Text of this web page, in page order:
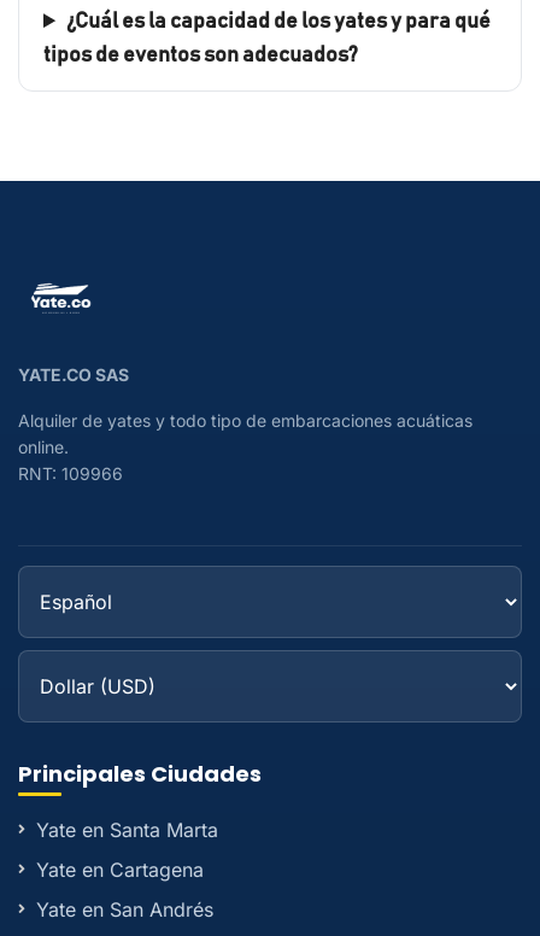
¿Cuál es la capacidad de los yates y para qué
tipos de eventos son adecuados?
YATE.CO SAS
Alquiler de yates y todo tipo de embarcaciones acuáticas
online.
RNT: 109966
Principales Ciudades
Yate en Santa Marta
Yate en Cartagena
Yate en San Andrés